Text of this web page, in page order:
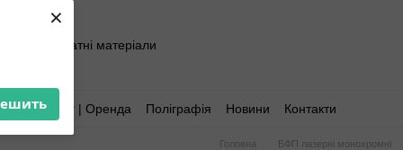
×
та витратні матеріали
Аутсорсинг | Оренда Поліграфія Новини Контакти
Головна БФП лазерні монохромні